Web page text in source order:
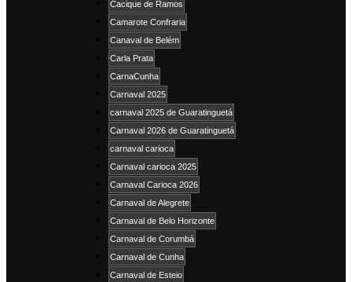
Cacique de Ramos
Camarote Confraria
Canaval de Belém
Carla Prata
CarnaCunha
Carnaval 2025
carnaval 2025 de Guaratinguetá
Carnaval 2026 de Guaratinguetá
carnaval carioca
Carnaval carioca 2025
Carnaval Carioca 2026
Carnaval de Alegrete
Carnaval de Belo Horizonte
Carnaval de Corumbá
Carnaval de Cunha
Carnaval de Esteio